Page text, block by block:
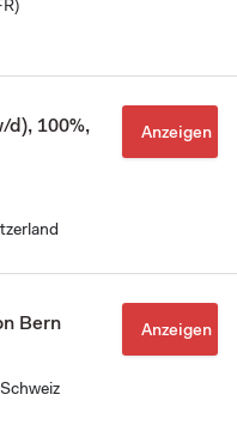
100%,
Anzeigen
Bern Anzeigen